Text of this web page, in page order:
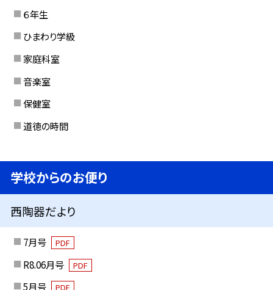
６年生
ひまわり学級
家庭科室
音楽室
保健室
道徳の時間
学校からのお便り
西陶器だより
7月号 PDF
R8.06月号 PDF
5月号 PDF